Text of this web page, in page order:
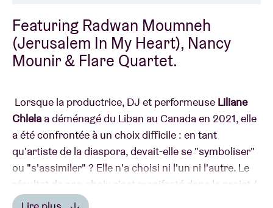
Featuring Radwan Moumneh
(Jerusalem In My Heart), Nancy
Mounir & Flare Quartet.
Lorsque la productrice, DJ et performeuse Liliane
Chlelaa déménagé du Liban au Canada en 2021, elle
a été confrontée à un choix difficile : en tant
qu'artiste de la diaspora, devait-elle se "symboliser"
ou "s'assimiler" ? Elle n'a choisi ni l'un ni l'autre. Le
résultat de son choix s'est manifesté dans le projet I,
the hybrid and the antidote